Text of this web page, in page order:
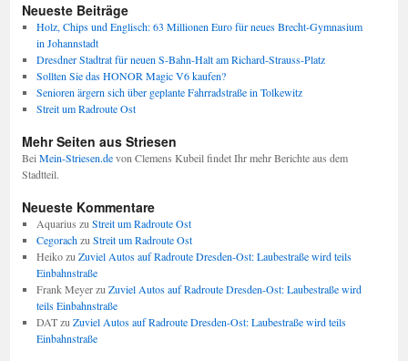
Neueste Beiträge
Holz, Chips und Englisch: 63 Millionen Euro für neues Brecht-Gymnasium
in Johannstadt
Dresdner Stadtrat für neuen S-Bahn-Halt am Richard-Strauss-Platz
Sollten Sie das HONOR Magic V6 kaufen?
Senioren ärgern sich über geplante Fahrradstraße in Tolkewitz
Streit um Radroute Ost
Mehr Seiten aus Striesen
BeiMein-Striesen.devon Clemens Kubeil findet Ihr mehr Berichte aus dem
Stadtteil.
Neueste Kommentare
Aquarius zuStreit um Radroute Ost
CegorachzuStreit um Radroute Ost
HeikozuZuviel Autos auf Radroute Dresden-Ost: Laubestraße wird teils
Einbahnstraße
Frank MeyerzuZuviel Autos auf Radroute Dresden-Ost: Laubestraße wird
teils Einbahnstraße
DATzuZuviel Autos auf Radroute Dresden-Ost: Laubestraße wird teils
Einbahnstraße